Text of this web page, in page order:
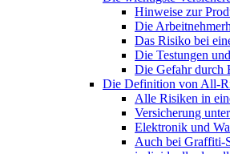
Hinweise zur
Die
Das Risiko bei
Die Testungen
Die Gefahr durch
Die Definition von All-
Alle Risiken in
Versicherung
Elektronik und
Auch bei Graffiti-